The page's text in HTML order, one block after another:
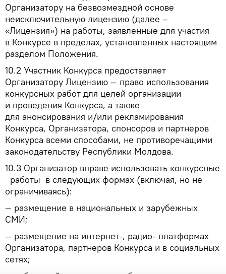
Организатору на безвозмездной основе
неисключительную лицензию (далее –
«Лицензия») на работы, заявленные для участия
в Конкурсе в пределах, установленных настоящим
разделом Положения.
10.2 Участник Конкурса предоставляет
Организатору Лицензию — право использования
конкурсных работ для целей организации
и проведения Конкурса, а также
для анонсирования и/или рекламирования
Конкурса, Организатора, спонсоров и партнеров
Конкурса всеми способами, не противоречащими
законодательству Республики Молдова.
10.3 Организатор вправе использовать конкурсные
работы в следующих формах (включая, но не
ограничиваясь):
— размещение в национальных и зарубежных
СМИ;
— размещение на интернет-, радио- платформах
Организатора, партнеров Конкурса и в социальных
сетях;